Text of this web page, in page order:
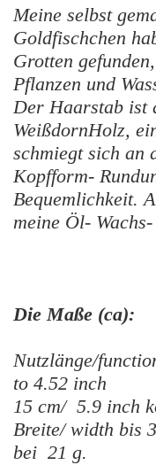
Meine selbst
Goldfischchen
Grotten
Pflanzen und
Der Haarstab ist
WeißdornHolz,
schmiegt sich an
Kopfform-
Bequemlichkeit.
meine Öl-
Die Maße (ca):
Nutzlänge/
to 4.52 inch
15 cm/ 5.9 inch
Breite/ width bis
bei 21 g.